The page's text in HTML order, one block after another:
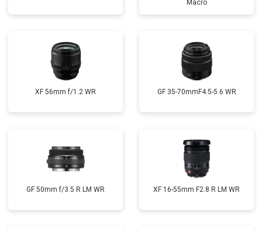
Macro
XF 56mm f/1.2 WR GF 35-70mmF4.5-5.6 WR
GF 50mm f/3.5 R LM WR XF 16-55mm F2.8 R LM WR